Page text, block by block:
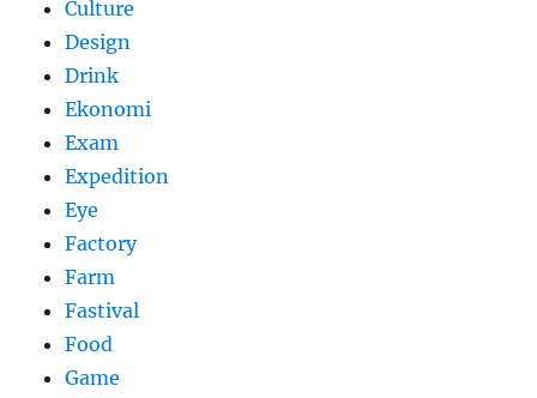
Culture
Design
Drink
Ekonomi
Exam
Expedition
Eye
Factory
Farm
Fastival
Food
Game